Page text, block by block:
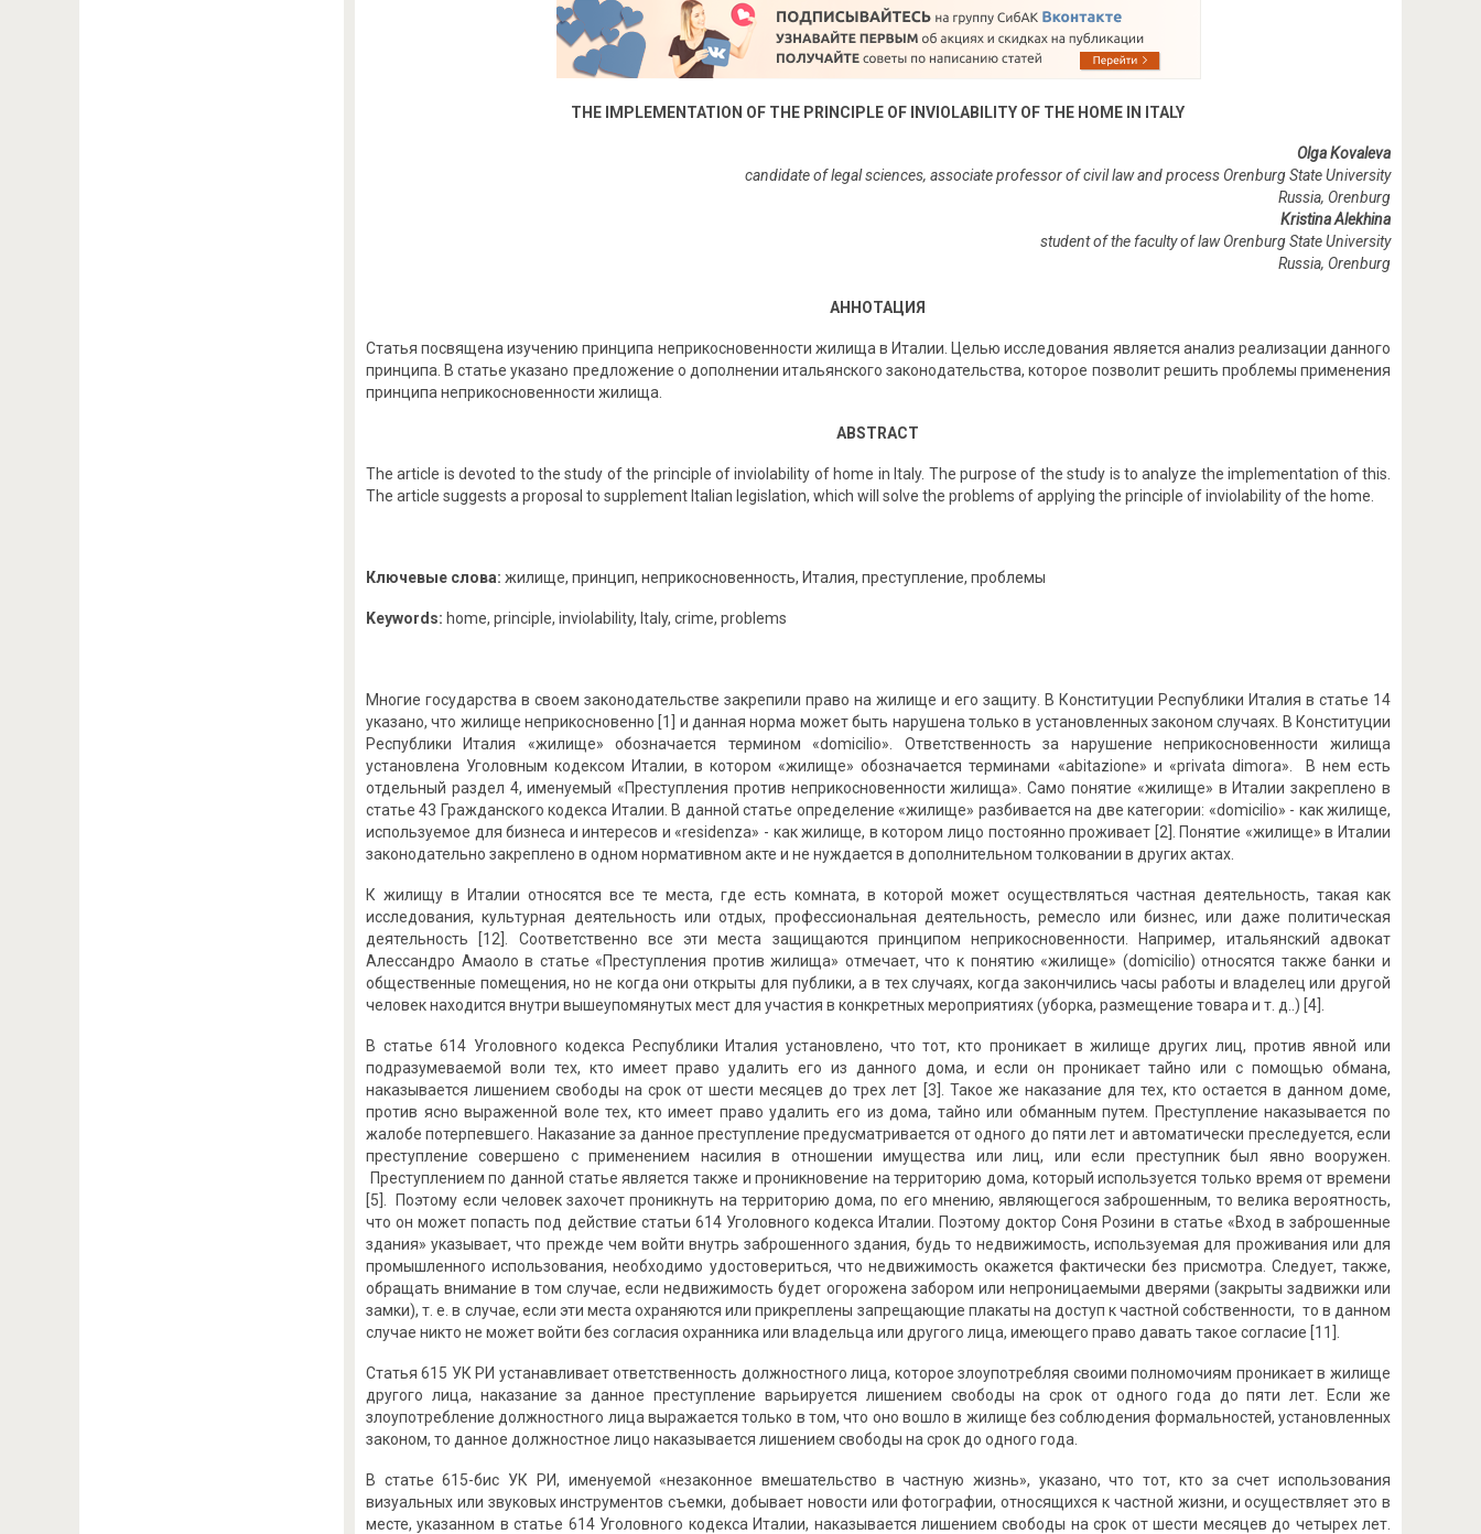
THE IMPLEMENTATION OF THE PRINCIPLE OF INVIOLABILITY OF THE HOME IN ITALY
Olga Kovaleva
candidate of legal sciences, associate professor of civil law and process Orenburg State University
Russia, Orenburg
Kristina Alekhina
student of the faculty of law Orenburg State University
Russia, Orenburg
АННОТАЦИЯ
Статья посвящена изучению принципа неприкосновенности жилища в Италии. Целью исследования является анализ реализации данного
принципа. В статье указано предложение о дополнении итальянского законодательства, которое позволит решить проблемы применения
принципа неприкосновенности жилища.
ABSTRACT
The article is devoted to the study of the principle of inviolability of home in Italy. The purpose of the study is to analyze the implementation of this.
The article suggests a proposal to supplement Italian legislation, which will solve the problems of applying the principle of inviolability of the home.
Ключевые слова: жилище, принцип, неприкосновенность, Италия, преступление, проблемы
Keywords: home, principle, inviolability, Italy, crime, problems
Многие государства в своем законодательстве закрепили право на жилище и его защиту. В Конституции Республики Италия в статье 14
указано, что жилище неприкосновенно [1] и данная норма может быть нарушена только в установленных законом случаях. В Конституции
Республики Италия «жилище» обозначается термином «domicilio». Ответственность за нарушение неприкосновенности жилища
установлена Уголовным кодексом Италии, в котором «жилище» обозначается терминами «abitazione» и «privata dimora». В нем есть
отдельный раздел 4, именуемый «Преступления против неприкосновенности жилища». Само понятие «жилище» в Италии закреплено в
статье 43 Гражданского кодекса Италии. В данной статье определение «жилище» разбивается на две категории: «domicilio» - как жилище,
используемое для бизнеса и интересов и «residenza» - как жилище, в котором лицо постоянно проживает [2]. Понятие «жилище» в Италии
законодательно закреплено в одном нормативном акте и не нуждается в дополнительном толковании в других актах.
К жилищу в Италии относятся все те места, где есть комната, в которой может осуществляться частная деятельность, такая как
исследования, культурная деятельность или отдых, профессиональная деятельность, ремесло или бизнес, или даже политическая
деятельность [12]. Соответственно все эти места защищаются принципом неприкосновенности. Например, итальянский адвокат
Алессандро Амаоло в статье «Преступления против жилища» отмечает, что к понятию «жилище» (domicilio) относятся также банки и
общественные помещения, но не когда они открыты для публики, а в тех случаях, когда закончились часы работы и владелец или другой
человек находится внутри вышеупомянутых мест для участия в конкретных мероприятиях (уборка, размещение товара и т. д..) [4].
В статье 614 Уголовного кодекса Республики Италия установлено, что тот, кто проникает в жилище других лиц, против явной или
подразумеваемой воли тех, кто имеет право удалить его из данного дома, и если он проникает тайно или с помощью обмана,
наказывается лишением свободы на срок от шести месяцев до трех лет [3]. Такое же наказание для тех, кто остается в данном доме,
против ясно выраженной воле тех, кто имеет право удалить его из дома, тайно или обманным путем. Преступление наказывается по
жалобе потерпевшего. Наказание за данное преступление предусматривается от одного до пяти лет и автоматически преследуется, если
преступление совершено с применением насилия в отношении имущества или лиц, или если преступник был явно вооружен.
Преступлением по данной статье является также и проникновение на территорию дома, который используется только время от времени
[5]. Поэтому если человек захочет проникнуть на территорию дома, по его мнению, являющегося заброшенным, то велика вероятность,
что он может попасть под действие статьи 614 Уголовного кодекса Италии. Поэтому доктор Соня Розини в статье «Вход в заброшенные
здания» указывает, что прежде чем войти внутрь заброшенного здания, будь то недвижимость, используемая для проживания или для
промышленного использования, необходимо удостовериться, что недвижимость окажется фактически без присмотра. Следует, также,
обращать внимание в том случае, если недвижимость будет огорожена забором или непроницаемыми дверями (закрыты задвижки или
замки), т. е. в случае, если эти места охраняются или прикреплены запрещающие плакаты на доступ к частной собственности, то в данном
случае никто не может войти без согласия охранника или владельца или другого лица, имеющего право давать такое согласие [11].
Статья 615 УК РИ устанавливает ответственность должностного лица, которое злоупотребляя своими полномочиям проникает в жилище
другого лица, наказание за данное преступление варьируется лишением свободы на срок от одного года до пяти лет. Если же
злоупотребление должностного лица выражается только в том, что оно вошло в жилище без соблюдения формальностей, установленных
законом, то данное должностное лицо наказывается лишением свободы на срок до одного года.
В статье 615-бис УК РИ, именуемой «незаконное вмешательство в частную жизнь», указано, что тот, кто за счет использования
визуальных или звуковых инструментов съемки, добывает новости или фотографии, относящихся к частной жизни, и осуществляет это в
месте, указанном в статье 614 Уголовного кодекса Италии, наказывается лишением свободы на срок от шести месяцев до четырех лет.